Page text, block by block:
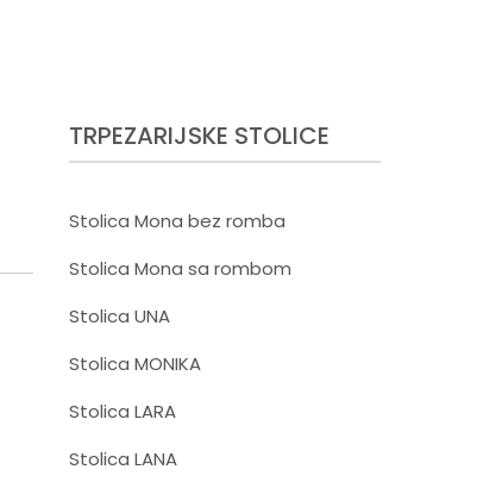
TRPEZARIJSKE STOLICE
Stolica Mona bez romba
Stolica Mona sa rombom
Stolica UNA
Stolica MONIKA
Stolica LARA
Stolica LANA